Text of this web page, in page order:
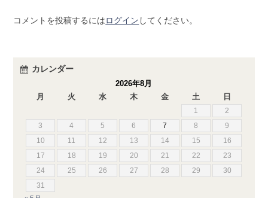
コメントを投稿するにはログイン してください。
カレンダー
2026年8月
月
火 水 木 金 土 日
1
2
3
4 5 6 7 8
9
10
11 12 13 14 15
16
17
18 19 20 21 22
23
24
25 26 27 28 29
30
31